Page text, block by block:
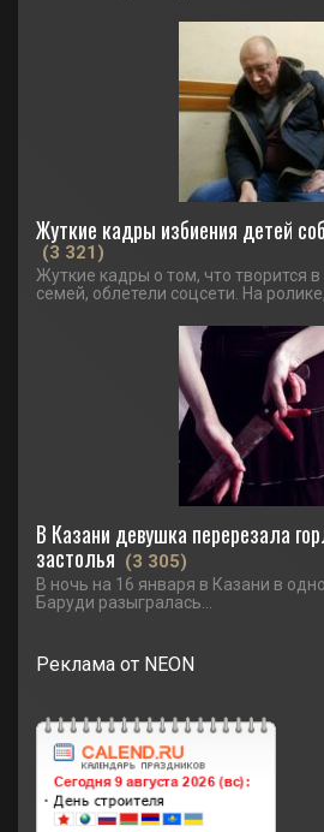
Жуткие кадры избиения детей
(3 321)
Жуткие кадры о том, что творится
семей, облетели соцсети. На
В Казани девушка перерезала
застолья (3 305)
В ночь на 16 января в Казани в
Баруди разыгралась...
Реклама от NEON